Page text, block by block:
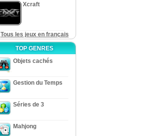
Xcraft
Tous les jeux en français
TOP GENRES
Objets cachés
Gestion du Temps
Séries de 3
Mahjong